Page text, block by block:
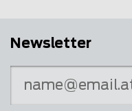
Newsletter